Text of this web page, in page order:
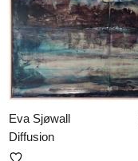
Eva Sjøwall
Diffusion